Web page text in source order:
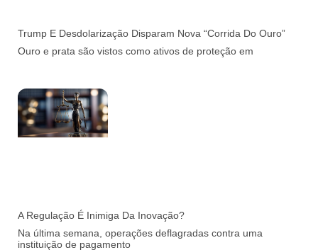
Trump E Desdolarização Disparam Nova “corrida Do Ouro”
Ouro e prata são vistos como ativos de proteção em
A Regulação É Inimiga Da Inovação?
Na última semana, operações deflagradas contra uma
instituição de pagamento